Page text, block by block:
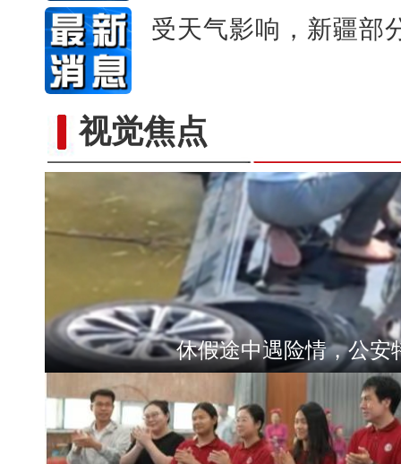
受天气影响，新疆
视觉焦点休假途中遇险情，公安